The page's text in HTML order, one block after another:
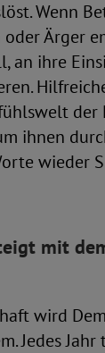
Wenn
Ärger
an ihre
der
ihnen
wieder
mit
wird
Jedes